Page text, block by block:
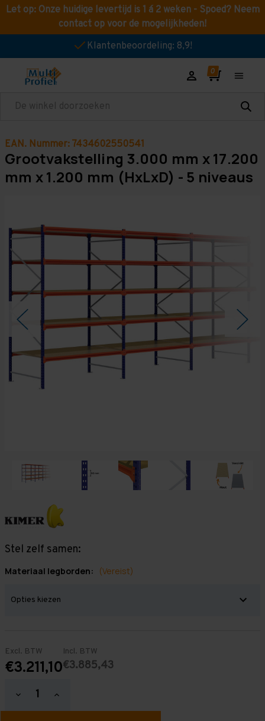
Let op: Onze huidige levertijd is 1 á 2 weken - Spoed? Neem
contact op voor de mogelijkheden!
Klantenbeoordeling: 8,9!
Zoeken
EAN. Nummer: 7434602550541
Grootvakstelling 3.000 mm x 17.200
mm x 1.200 mm (HxLxD) - 5 niveaus
Stel zelf samen:
Materiaal legborden: (Vereist)
Excl. BTW
€3.211,10
Incl. BTW
€3.885,43
Hoeveelheid
verlagen
Hoeveelheid
verhogen